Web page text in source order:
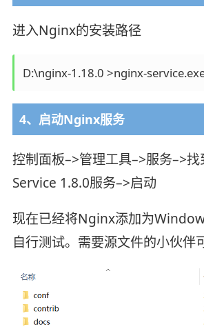
进入Nginx的安装路径
D:\nginx-1.18.0 >nginx-
4、启动Nginx服务
控制面板–>管理工具–>服务–>
Service 1.8.0服务–>启动
现在已经将Nginx添加为
自行测试。需要源文件的小伙伴